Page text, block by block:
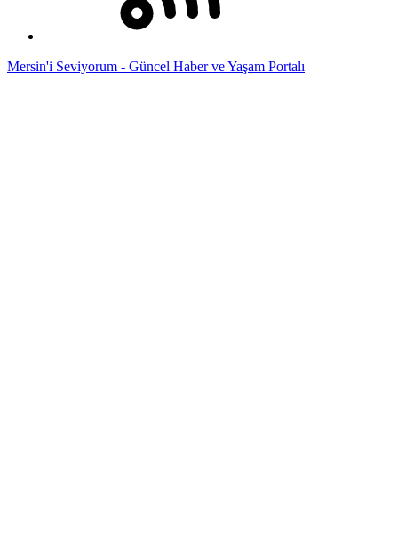
Mersin'i Seviyorum - Güncel Haber ve Yaşam Portalı